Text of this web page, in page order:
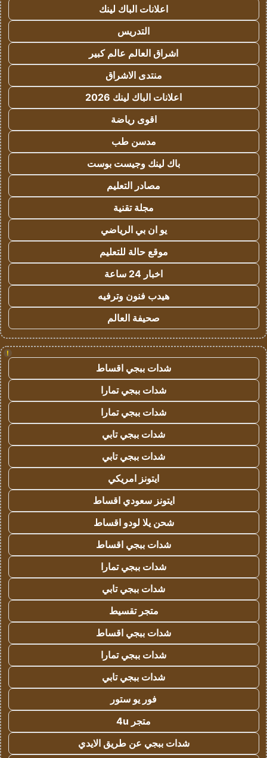
اعلانات الباك لينك
التدريس
اشراق العالم عالم كبير
منتدى الاشراق
اعلانات الباك لينك 2026
اقوى رياضة
مدسن طب
باك لينك وجيست بوست
مصادر التعليم
مجلة تقنية
يو ان بي الرياضي
موقع حالة للتعليم
اخبار 24 ساعة
هيدب فنون وترفيه
صحيفة العالم
!
شدات ببجي اقساط
شدات ببجي تمارا
شدات ببجي تمارا
شدات ببجي تابي
شدات ببجي تابي
ايتونز امريكي
ايتونز سعودي اقساط
شحن يلا لودو اقساط
شدات ببجي اقساط
شدات ببجي تمارا
شدات ببجي تابي
متجر تقسيط
شدات ببجي اقساط
شدات ببجي تمارا
شدات ببجي تابي
فور يو ستور
متجر 4u
شدات ببجي عن طريق الايدي